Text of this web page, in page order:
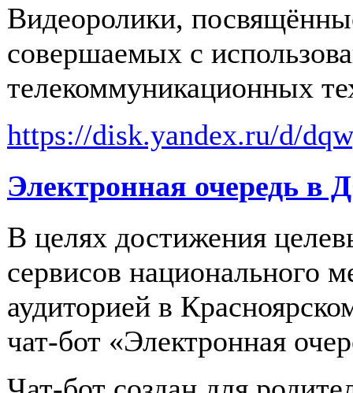
Видеоролики,
совершаемых с
телекоммуникационных
https://disk.yandex.ru/d/
Электронная очередь в
В целях достижения
сервисов национального
аудиторией в
чат-бот «Электронная